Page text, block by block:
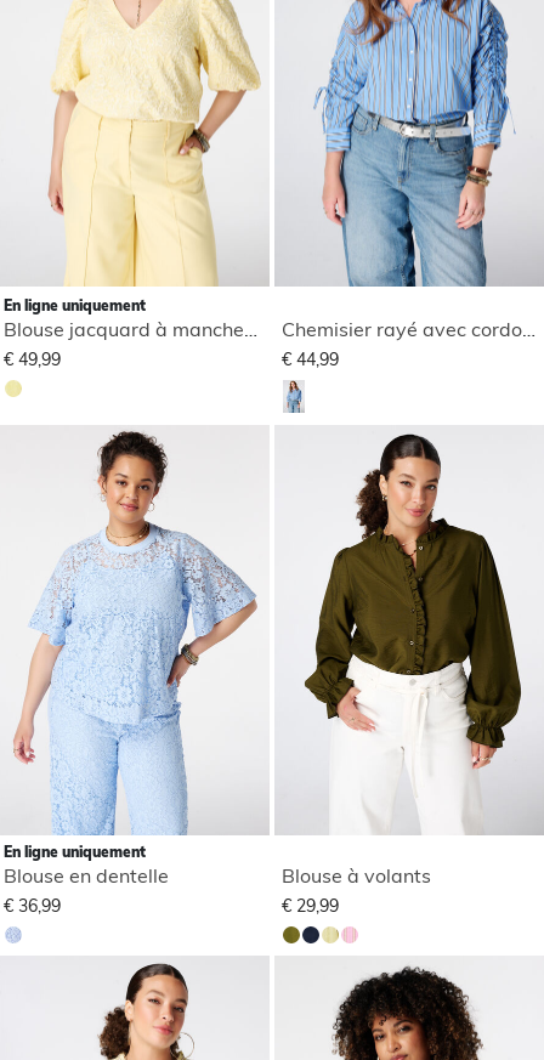
En ligne uniquement
€ 49,99 € 44,99
En ligne uniquement
Blouse en dentelle
€ 36,99
Blouse à volants
€ 29,99